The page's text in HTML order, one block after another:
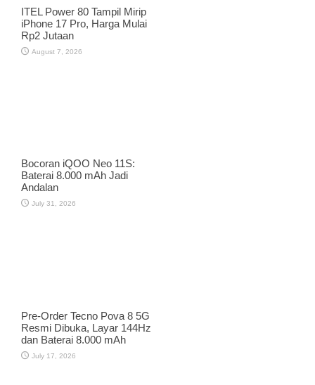
ITEL Power 80 Tampil Mirip
iPhone 17 Pro, Harga Mulai
Rp2 Jutaan
August 7, 2026
Bocoran iQOO Neo 11S:
Baterai 8.000 mAh Jadi
Andalan
July 31, 2026
Pre-Order Tecno Pova 8 5G
Resmi Dibuka, Layar 144Hz
dan Baterai 8.000 mAh
July 17, 2026